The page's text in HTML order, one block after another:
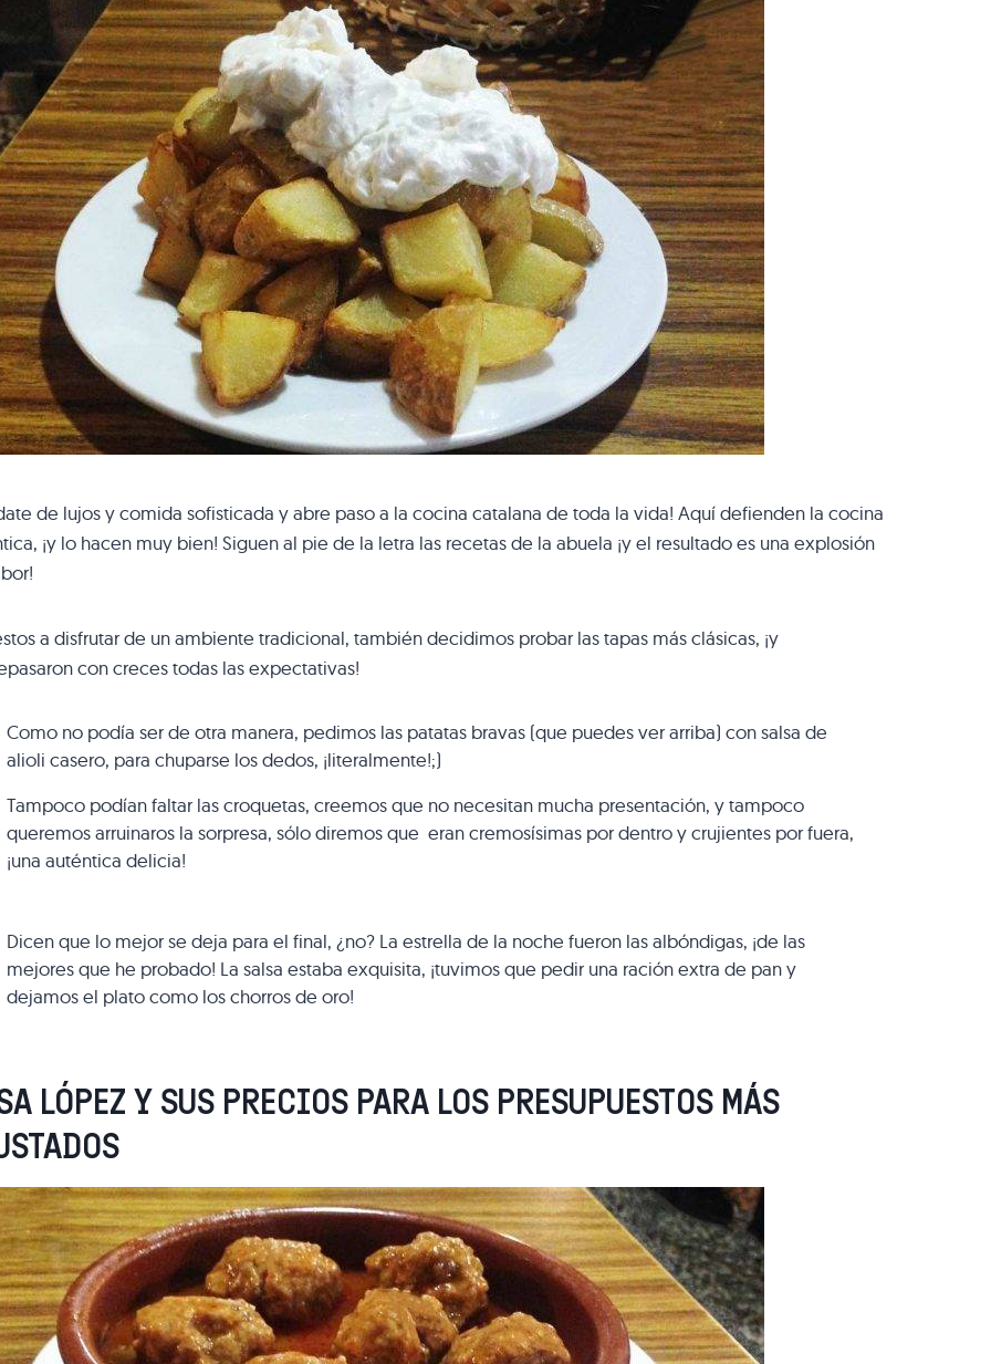
de lujos y comida sofisticada y abre paso a la cocina catalana de toda la vida! Aquí defienden la cocina
¡y lo hacen muy bien! Siguen al pie de la letra las recetas de la abuela ¡y el resultado es una explosión
a disfrutar de un ambiente tradicional, también decidimos probar las tapas más clásicas, ¡y
con creces todas las expectativas!
Como no podía ser de otra manera, pedimos las patatas bravas (que puedes ver arriba) con salsa de
alioli casero, para chuparse los dedos, ¡literalmente!;)
Tampoco podían faltar las croquetas, creemos que no necesitan mucha presentación, y tampoco
queremos arruinaros la sorpresa, sólo diremos que eran cremosísimas por dentro y crujientes por fuera,
¡una auténtica delicia!
Dicen que lo mejor se deja para el final, ¿no? La estrella de la noche fueron las albóndigas, ¡de las
mejores que he probado! La salsa estaba exquisita, ¡tuvimos que pedir una ración extra de pan y
dejamos el plato como los chorros de oro!
LÓPEZ Y SUS PRECIOS PARA LOS PRESUPUESTOS MÁS